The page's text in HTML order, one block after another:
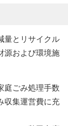
量とリサイクル
源および環境施
庭ごみ処理手数
収集運営費に充